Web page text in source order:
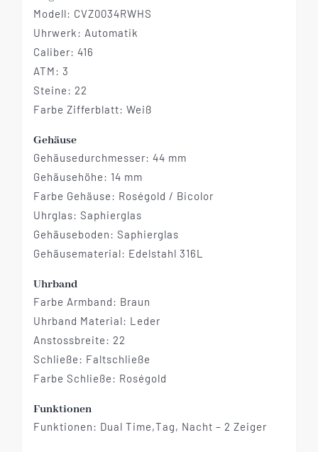
Modell: CVZ0034RWHS
Uhrwerk: Automatik
Caliber: 416
ATM: 3
Steine: 22
Farbe Zifferblatt: Weiß
Gehäuse
Gehäusedurchmesser: 44 mm
Gehäusehöhe: 14 mm
Farbe Gehäuse: Roségold / Bicolor
Uhrglas: Saphierglas
Gehäuseboden: Saphierglas
Gehäusematerial: Edelstahl 316L
Uhrband
Farbe Armband: Braun
Uhrband Material: Leder
Anstossbreite: 22
Schließe: Faltschließe
Farbe Schließe: Roségold
Funktionen
Funktionen: Dual Time,Tag, Nacht – 2 Zeiger